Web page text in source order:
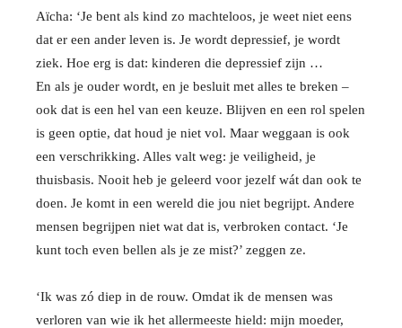
Aïcha: ‘Je bent als kind zo machteloos, je weet niet eens
dat er een ander leven is. Je wordt depressief, je wordt
ziek. Hoe erg is dat: kinderen die depressief zijn …
En als je ouder wordt, en je besluit met alles te breken –
ook dat is een hel van een keuze. Blijven en een rol spelen
is geen optie, dat houd je niet vol. Maar weggaan is ook
een verschrikking. Alles valt weg: je veiligheid, je
thuisbasis. Nooit heb je geleerd voor jezelf wát dan ook te
doen. Je komt in een wereld die jou niet begrijpt. Andere
mensen begrijpen niet wat dat is, verbroken contact. ‘Je
kunt toch even bellen als je ze mist?’ zeggen ze.
‘Ik was zó diep in de rouw. Omdat ik de mensen was
verloren van wie ik het allermeeste hield: mijn moeder,